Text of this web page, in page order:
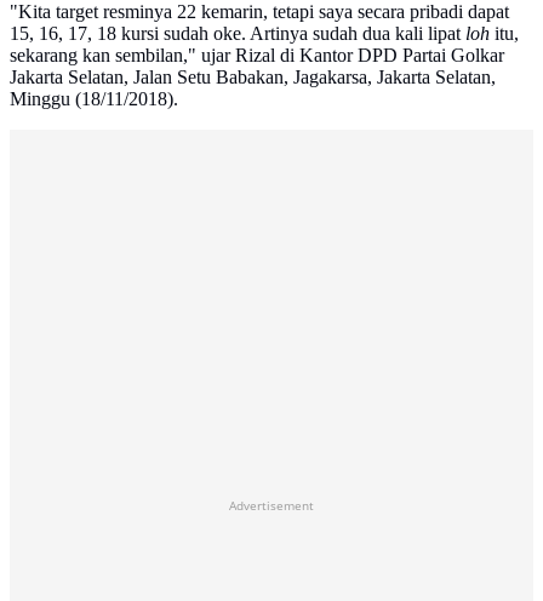
"Kita target resminya 22 kemarin, tetapi saya secara pribadi dapat
15, 16, 17, 18 kursi sudah oke. Artinya sudah dua kali lipat loh itu,
sekarang kan sembilan," ujar Rizal di Kantor DPD Partai Golkar
Jakarta Selatan, Jalan Setu Babakan, Jagakarsa, Jakarta Selatan,
Minggu (18/11/2018).
Advertisement